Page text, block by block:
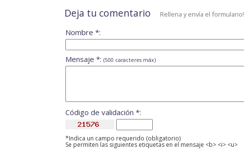
Deja tu comentario Rellena y envía el formulario!
Nombre *:
Mensaje *: (500 caracteres máx)
Código de validación *:
*Indica un campo requerido (obligatorio)
Se permiten las siguientes etiquetas en el mensaje <b> <i> <u>